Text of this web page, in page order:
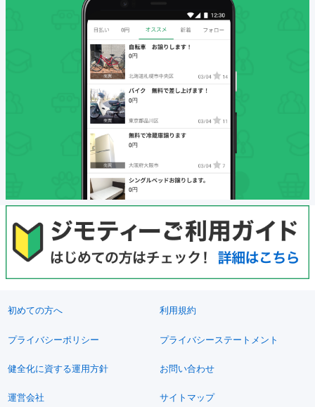
初めての方へ 利用規約
プライバシーポリシー プライバシーステートメント
健全化に資する運用方針 お問い合わせ
運営会社 サイトマップ